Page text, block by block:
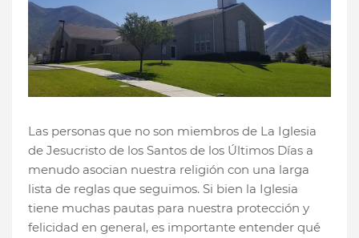
Las personas que no son miembros de La Iglesia
de Jesucristo de los Santos de los Últimos Días a
menudo asocian nuestra religión con una larga
lista de reglas que seguimos. Si bien la Iglesia
tiene muchas pautas para nuestra protección y
felicidad en general, es importante entender qué